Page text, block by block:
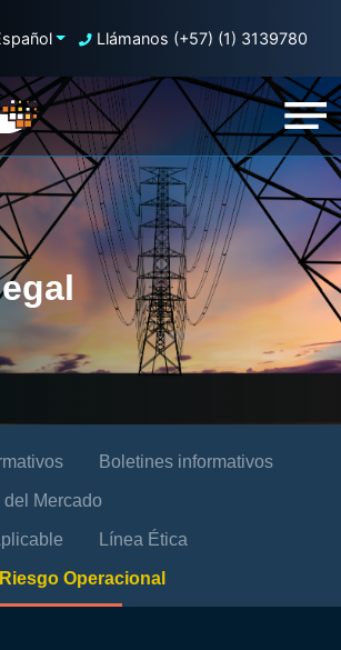
Llámanos (+57) (1) 3139780
Boletines informativos
del Mercado
Línea Ética
Operacional